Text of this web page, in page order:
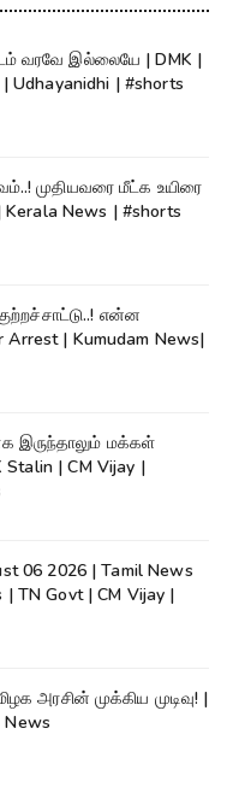
இல்லையே | DMK |
Udhayanidhi | #shorts
முதியவரை மீட்க உயிரை
News | #shorts
என்ன
Arrest | Kumudam News|
இருந்தாலும் மக்கள்
| CM Vijay |
06 2026 | Tamil News
TN Govt | CM Vijay |
அரசின் முக்கிய முடிவு! |
News